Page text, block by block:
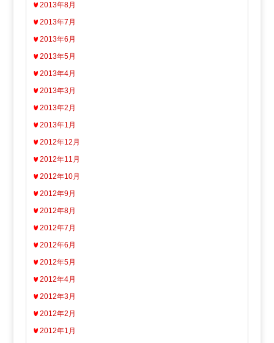
2013年8月
2013年7月
2013年6月
2013年5月
2013年4月
2013年3月
2013年2月
2013年1月
2012年12月
2012年11月
2012年10月
2012年9月
2012年8月
2012年7月
2012年6月
2012年5月
2012年4月
2012年3月
2012年2月
2012年1月